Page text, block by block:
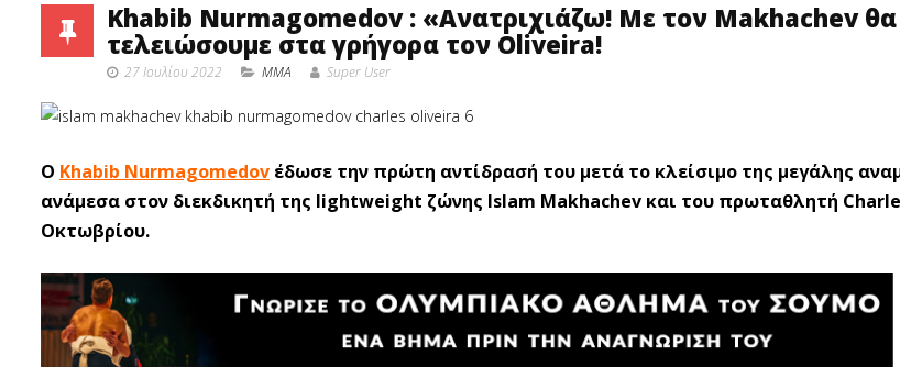
Khabib Nurmagomedov : «Ανατριχιάζω! Με τον Makhachev θα
τελειώσουμε στα γρήγορα τον Oliveira!
27 Ιουλίου 2022 MMA Super User
O Khabib Nurmagomedov έδωσε την πρώτη αντίδρασή του μετά το κλείσιμο της μεγάλης
ανάμεσα στον διεκδικητή της lightweight ζώνης Islam Makhachev και του πρωταθλητή
Οκτωβρίου.